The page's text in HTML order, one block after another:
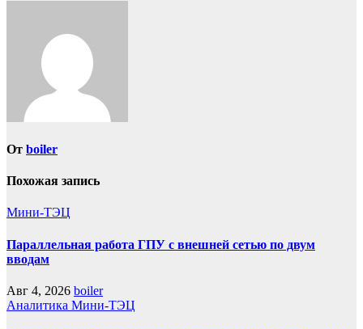
От boiler
Похожая запись
Мини-ТЭЦ
Параллельная работа ГПУ с внешней сетью по двум
вводам
Авг 4, 2026 boiler
Аналитика Мини-ТЭЦ